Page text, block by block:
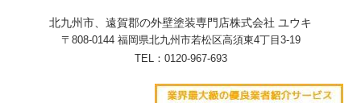
北九州市、遠賀郡の外壁塗装専門店株式会社 ユウキ
〒808-0144 福岡県北九州市若松区高須東4丁目3-19
TEL： 0120-967-693